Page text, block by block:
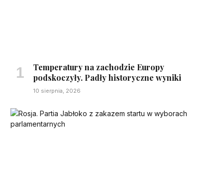
Temperatury na zachodzie Europy
podskoczyły. Padły historyczne wyniki
10 sierpnia, 2026